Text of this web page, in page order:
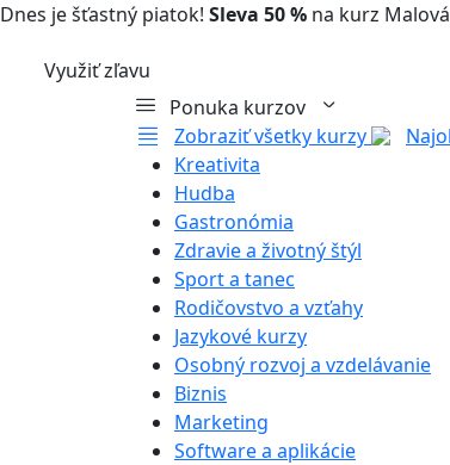
Dnes je šťastný piatok! Sleva 50 % na kurz
Využiť zľavu
Ponuka kurzov
Zobraziť všetky kurzy
Kreativita
Hudba
Gastronómia
Zdravie a životný štýl
Sport a tanec
Rodičovstvo a vzťahy
Jazykové kurzy
Osobný rozvoj a vzdelávanie
Biznis
Marketing
Software a aplikácie